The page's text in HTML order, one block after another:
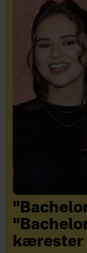
kærester